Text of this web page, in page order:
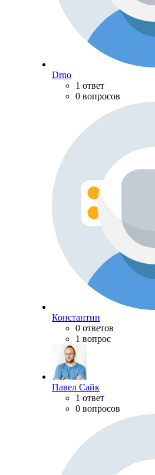
Drno
1 ответ
0 вопросов
Константин
0 ответов
1 вопрос
Павел Сайк
1 ответ
0 вопросов